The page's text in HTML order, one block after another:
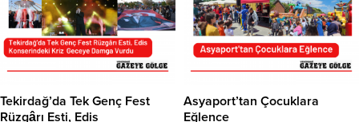
Tekirdağ’da Tek Genç Fest
Rüzgârı Esti, Edis
Asyaport’tan Çocuklara
Eğlence